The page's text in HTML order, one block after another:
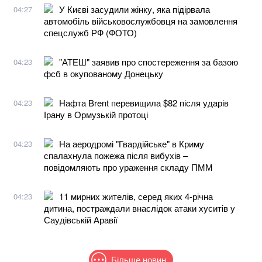
04:27
У Києві засудили жінку, яка підірвала
автомобіль військовослужбовця на замовлення
спецслужб РФ (ФОТО)
04:23
"АТЕШ" заявив про спостереження за базою
фсб в окупованому Донецьку
04:23
Нафта Brent перевищила $82 після ударів
Ірану в Ормузькій протоці
04:23
На аеродромі "Гвардійське" в Криму
спалахнула пожежа після вибухів –
повідомляють про ураження складу ПММ
04:23
11 мирних жителів, серед яких 4-річна
дитина, постраждали внаслідок атаки хуситів у
Саудівській Аравії
Більше новин